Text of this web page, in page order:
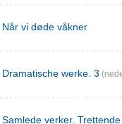
Når vi døde våkner
Dramatische werke. 3
Samlede verker.